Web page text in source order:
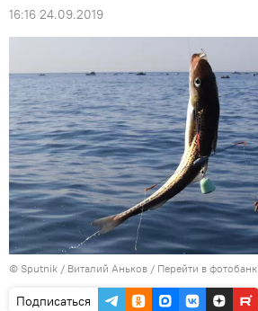
16:16 24.09.2019
© Sputnik / Виталий Аньков / Перейти в фотобанк
Подписаться